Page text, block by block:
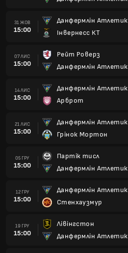
31 ЖОВ
15:00
Данфермлін Атлетик
Інвернесс КТ
07 ЛИС
15:00
Рейт Роверз
Данфермлін Атлетик
14 ЛИС
15:00
Данфермлін Атлетик
Арброт
21 ЛИС
15:00
Данфермлін Атлетик
Грінок Мортон
05 ГРУ
15:00
Партік тисл
Данфермлін Атлетик
12 ГРУ
15:00
Данфермлін Атлетик
Стенхаузмур
19 ГРУ
15:00
Лівінгстон
Данфермлін Атлетик